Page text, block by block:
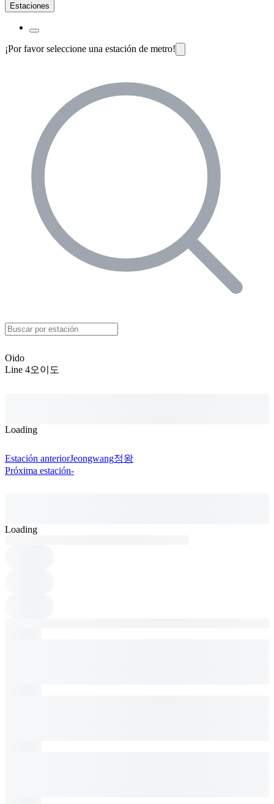
Estaciones
¡Por favor seleccione una estación de metro!
Oido
Line 4오이도
Loading
Estación anteriorJeongwang정왕
Próxima estación-
Loading